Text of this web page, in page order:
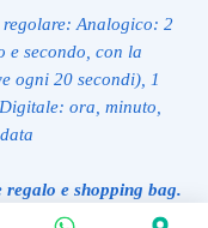
Analogico: 2
e secondo, con la
ogni 20 secondi), 1
ora, minuto,
regalo e shopping bag.
e autenticità.